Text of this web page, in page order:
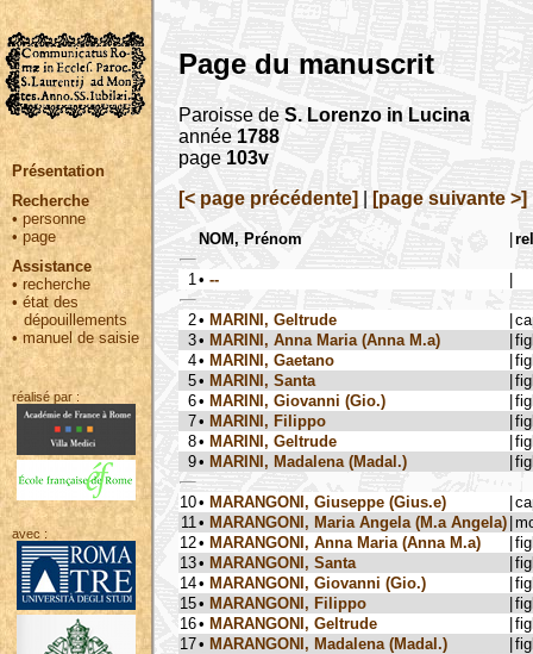
Présentation
Recherche
• personne
•page
Assistance
• recherche
•état des
dépouillements
•manuel de saisie
réalisé par :
avec :
Page du manuscrit
Paroisse de S. Lorenzo in Lucina
année 1788
page 103v
[< page précédente]
[page suivante >]
NOM, Prénom
1 • --
2• MARINI, Geltrude
3• MARINI, Anna Maria (Anna M.a)
4• MARINI, Gaetano
5• MARINI, Santa
6• MARINI, Giovanni (Gio.)
7• MARINI, Filippo
8• MARINI, Geltrude
9• MARINI, Madalena (Madal.)
10• MARANGONI, Giuseppe (Gius.e)
11 • MARANGONI, Maria Angela (M.a Angela)
12• MARANGONI, Anna Maria (Anna M.a)
13• MARANGONI, Santa
14• MARANGONI, Giovanni (Gio.)
15• MARANGONI, Filippo
16• MARANGONI, Geltrude
17• MARANGONI, Madalena (Madal.)